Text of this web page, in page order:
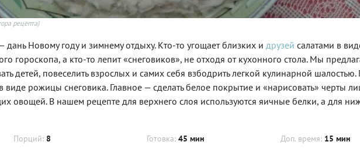
рецепта)
дань Новому году и зимнему отдыху. Кто-то угощает близких и друзей салатами в
гороскопа, а кто-то лепит «снеговиков», не отходя от кухонного стола. Мы
детей, повеселить взрослых и самих себя взбодрить легкой кулинарной
рожицы снеговика. Главное — сделать белое покрытие и «нарисовать» черты
овощей. В нашем рецепте для верхнего слоя используются яичные белки, а для
Порций: 8 Готовка: 45 мин Доп. время: 15 мин